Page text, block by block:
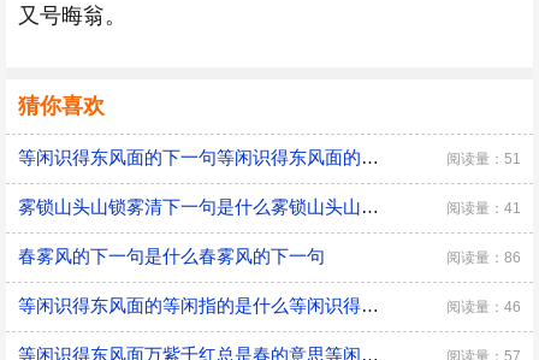
又号晦翁。
猜你喜欢
等闲识得东风面的下一句等闲识得东风面的下一句是什么 阅读量：51
雾锁山头山锁雾清下一句是什么雾锁山头山锁雾清下一句是哪一句 阅读量：41
春雾风的下一句是什么春雾风的下一句 阅读量：86
等闲识得东风面的等闲指的是什么等闲识得东风面的等闲指的是什么意思 阅读量：46
等闲识得东风面万紫千红总是春的意思等闲识得东风面万紫千红总是春是什么意思 阅读量：57